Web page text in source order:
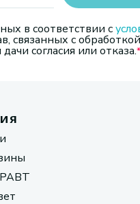
в соответствии с
связанных с
согласия или отказа.